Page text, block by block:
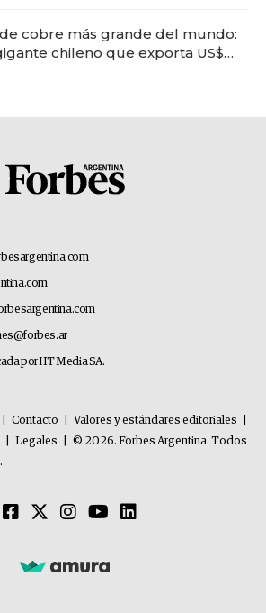
de cobre más grande del mundo:
chileno que exporta US$
por HT Media SA.
Contacto Valores y estándares editoriales
Legales
© 2026. Forbes Argentina. Todos